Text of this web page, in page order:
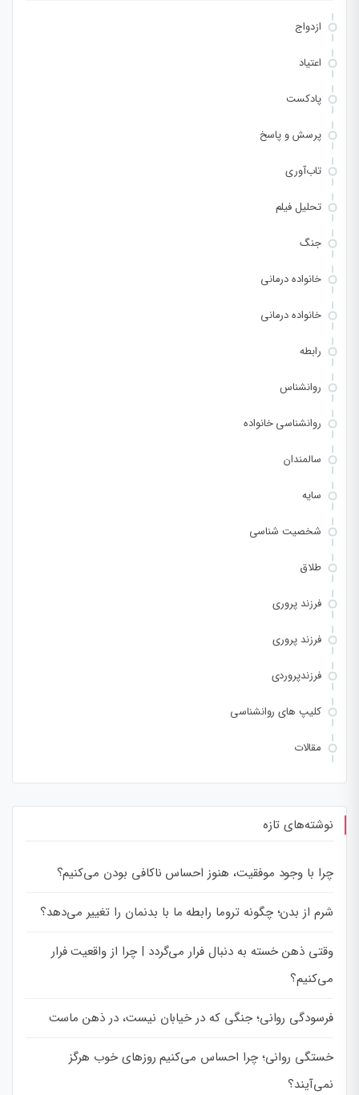
ازدواج
اعتیاد
پادکست
پرسش و پاسخ
تاب‌آوری
تحلیل فیلم
جنگ
خانواده درمانی
خانواده درمانی
رابطه
روانشناس
روانشناسی خانواده
سالمندان
سایه
شخصیت شناسی
طلاق
فرزند پروری
فرزند پروری
فرزندپروردی
کلیپ های روانشناسی
مقالات
نوشته‌های تازه
چرا با وجود موفقیت، هنوز احساس ناکافی بودن می‌کنیم؟
شرم از بدن؛ چگونه تروما رابطه ما با بدنمان را تغییر می‌دهد؟
وقتی ذهن خسته به دنبال فرار می‌گردد | چرا از واقعیت فرار
می‌کنیم؟
فرسودگی روانی؛ جنگی که در خیابان نیست، در ذهن ماست
خستگی روانی؛ چرا احساس می‌کنیم روزهای خوب هرگز
نمی‌آیند؟